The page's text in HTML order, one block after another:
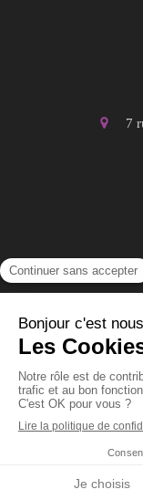
7
Création et
Site créé grâce à